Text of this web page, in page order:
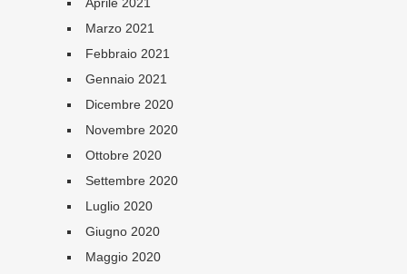
Marzo 2021
Febbraio 2021
Gennaio 2021
Dicembre 2020
Novembre 2020
Ottobre 2020
Settembre 2020
Luglio 2020
Giugno 2020
Maggio 2020